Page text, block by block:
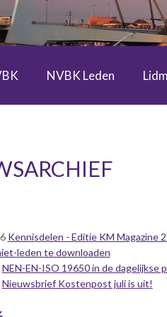
NVBK Leden
Kennisdelen - Editie KM Magazine
leden te downloaden
NEN-EN-ISO 19650 in de dagelijkse
Nieuwsbrief Kostenpost juli is uit!